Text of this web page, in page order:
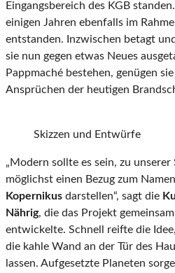
Eingangsbereich des KGB
einigen Jahren ebenfalls im
entstanden. Inzwischen betagt
sie nun gegen etwas Neues
Pappmaché bestehen, genügen
Ansprüchen der heutigen
Skizzen und Entwürfe
„Modern sollte es sein, zu unserer
möglichst einen Bezug zum
Kopernikus darstellen“, sagt die
Nährig, die das Projekt
entwickelte. Schnell reifte die
die kahle Wand an der Tür des
lassen. Aufgesetzte Planeten